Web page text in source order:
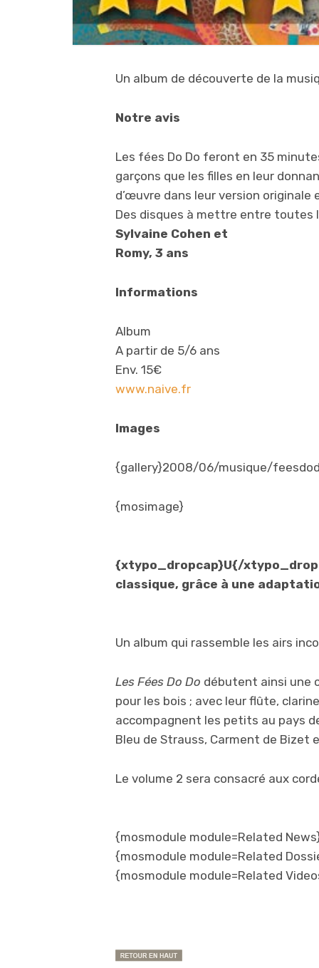
Un album de découverte de la
Notre avis
Les fées Do Do feront en 35
garçons que les filles en leur
d’œuvre dans leur version originale
Des disques à mettre entre toutes
Sylvaine Cohen et
Romy, 3 ans
Informations
Album
A partir de 5/6 ans
Env. 15€
www.naive.fr
Images
{gallery}2008/06/musique/
{mosimage}
{xtypo_dropcap}U{/
classique, grâce à une
Un album qui rassemble les airs
Les Fées Do Do débutent ainsi une
pour les bois ; avec leur flûte,
accompagnent les petits au pays
Bleu de Strauss, Carment de Bizet
Le volume 2 sera consacré aux
{mosmodule module=Related
{mosmodule module=Related
{mosmodule module=Related